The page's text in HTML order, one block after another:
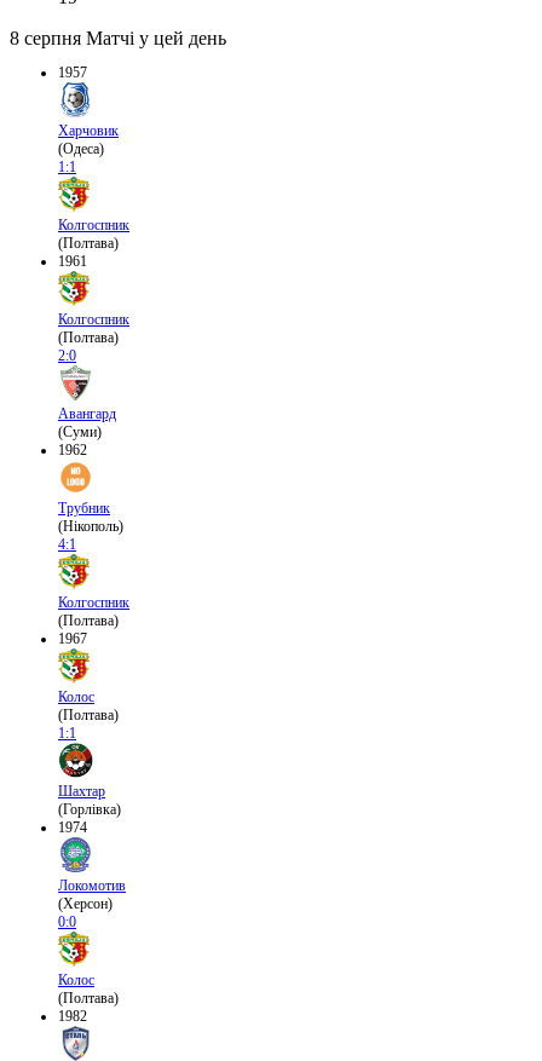
8 серпня Матчі у цей день
1957
Харчовик
(Одеса)
1:1
Колгоспник
(Полтава)
1961
Колгоспник
(Полтава)
2:0
Авангард
(Суми)
1962
Трубник
(Нікополь)
4:1
Колгоспник
(Полтава)
1967
Колос
(Полтава)
1:1
Шахтар
(Горлівка)
1974
Локомотив
(Херсон)
0:0
Колос
(Полтава)
1982